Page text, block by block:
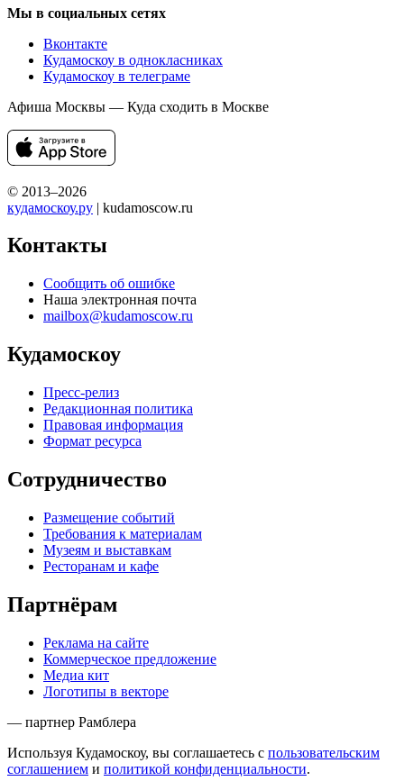
Мы в социальных сетях
Вконтакте
Кудамоскоу в однокласниках
Кудамоскоу в телеграме
Афиша Москвы — Куда сходить в Москве
© 2013–2026
кудамоскоу.ру | kudamoscow.ru
Контакты
Сообщить об ошибке
Наша электронная почта
mailbox@kudamoscow.ru
Кудамоскоу
Пресс-релиз
Редакционная политика
Правовая информация
Формат ресурса
Сотрудничество
Размещение событий
Требования к материалам
Музеям и выставкам
Ресторанам и кафе
Партнёрам
Реклама на сайте
Коммерческое предложение
Медиа кит
Логотипы в векторе
— партнер Рамблера
Используя Кудамоскоу, вы соглашаетесь с пользовательским
соглашением и политикой конфиденциальности.